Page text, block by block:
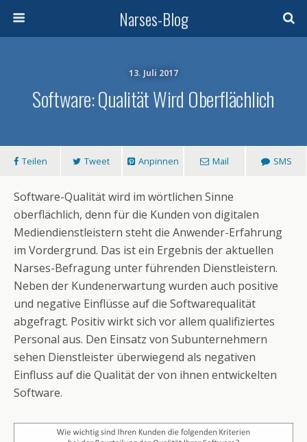
Narses-Blog
13. Juli 2017
Software: Qualität Wird Oberflächlich
Teilen Tweet Anpinnen Mail SMS
Software-Qualität wird im wörtlichen Sinne
oberflächlich, denn für die Kunden von digitalen
Mediendienstleistern steht die Anwender-Erfahrung
im Vordergrund. Das ist ein Ergebnis der aktuellen
Narses-Befragung unter führenden Dienstleistern.
Neben der Kundenerwartung wurden auch positive
und negative Einflüsse auf die Softwarequalität
abgefragt. Positiv wirkt sich vor allem qualifiziertes
Personal aus. Den Einsatz von Subunternehmern
sehen Dienstleister überwiegend als negativen
Einfluss auf die Qualität der von ihnen entwickelten
Software.